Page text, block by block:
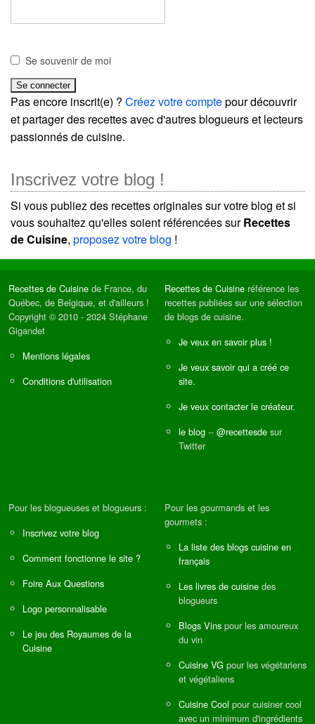
Se souvenir de moi
Pas encore inscrit(e) ? Créez votre comptepour découvrir
et partager des recettes avec d'autres blogueurs et lecteurs
passionnés de cuisine.
Inscrivez votre blog !
Si vous publiez des recettes originales sur votre blog et si
vous souhaitez qu'elles soient référencées surRecettes
de Cuisine, proposez votre blog !
Recettes de Cuisine de France, du
Québec, de Belgique, et d'ailleurs !
Copyright © 2010 - 2024 Stéphane
Gigandet
Mentions légales
Conditions d'utilisation
Recettes de Cuisine référence les
recettes publiées sur une sélection
de blogs de cuisine.
Je veux en savoir plus !
Je veux savoir qui a créé ce
site.
Je veux contacter le créateur.
le blog -- @recettesde sur
Twitter
Pour les blogueuses et blogueurs :
Inscrivez votre blog
Comment fonctionne le site ?
Foire Aux Questions
Logo personnalisable
Le jeu des Royaumes de la
Cuisine
Pour les gourmands et les
gourmets :
La liste des blogs cuisine en
français
Les livres de cuisine des
blogueurs
Blogs Vins pour les amoureux
du vin
Cuisine VG pour les végétariens
et végétaliens
Cuisine Cool pour cuisiner cool
avec un minimum d'ingrédients